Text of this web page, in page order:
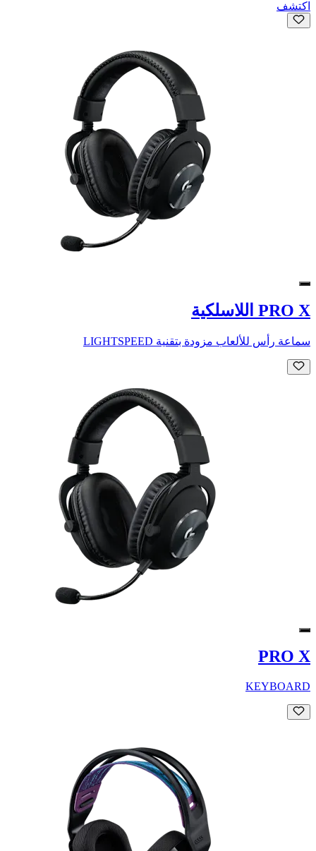
اكتشف
PRO X اللاسلكية
سماعة رأس للألعاب مزودة بتقنية LIGHTSPEED
PRO X
KEYBOARD